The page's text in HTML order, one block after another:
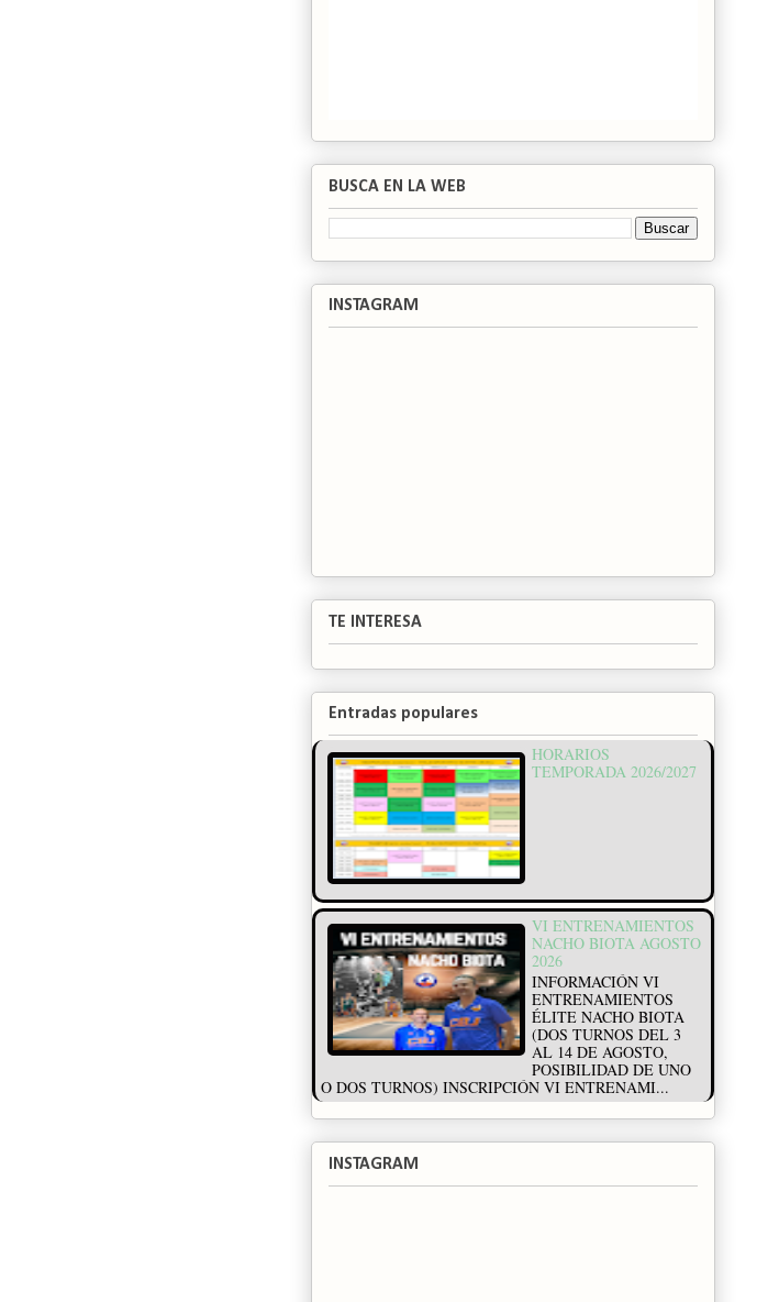
BUSCA EN LA WEB
INSTAGRAM
TE INTERESA
Entradas populares
HORARIOS
TEMPORADA 2026/2027
VI ENTRENAMIENTOS
NACHO BIOTA AGOSTO
2026
INFORMACIÓN VI
ENTRENAMIENTOS
ÉLITE NACHO BIOTA
(DOS TURNOS DEL 3
AL 14 DE AGOSTO,
POSIBILIDAD DE UNO
O DOS TURNOS) INSCRIPCIÓN VI ENTRENAMI...
INSTAGRAM